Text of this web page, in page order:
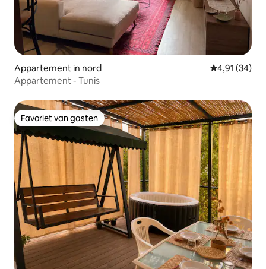
Appartement in nord Gemiddelde
4,91 (34)
Appartement - Tunis
Favoriet van gasten
Favoriet van gasten